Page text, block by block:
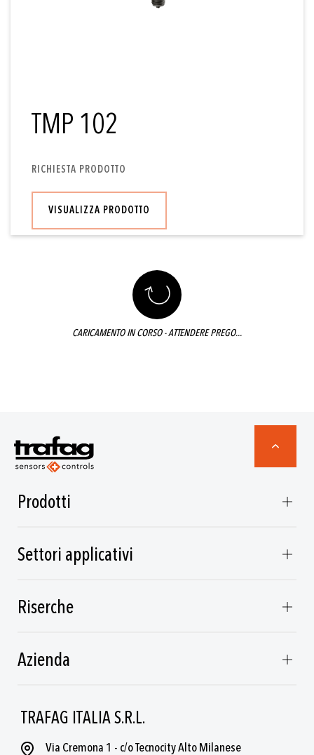
TMP 102
RICHIESTA PRODOTTO
VISUALIZZA PRODOTTO
CARICAMENTO IN CORSO - ATTENDERE PREGO...
TRAFAG ITALIA S.R.L.
Via Cremona 1 - c/o Tecnocity Alto Milanese
Prodotti
Settori applicativi
Riserche
Azienda